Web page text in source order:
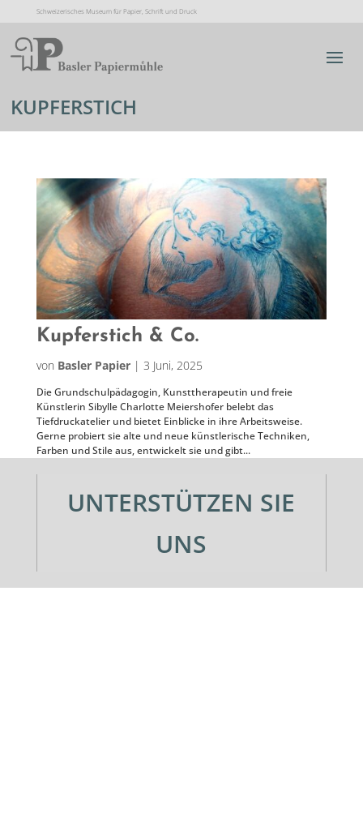
Schweizerisches Museum für Papier, Schrift und Druck
KUPFERSTICH
Kupferstich & Co.
von Basler Papier| 3 Juni, 2025
Die Grundschulpädagogin, Kunsttherapeutin und freie
Künstlerin Sibylle Charlotte Meiershofer belebt das
Tiefdruckatelier und bietet Einblicke in ihre Arbeitsweise.
Gerne probiert sie alte und neue künstlerische Techniken,
Farben und Stile aus, entwickelt sie und gibt...
UNTERSTÜTZEN SIE
UNS